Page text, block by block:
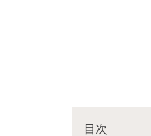
目次